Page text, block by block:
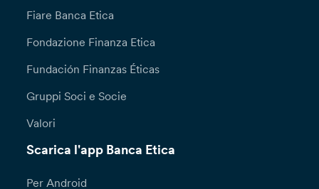
Fiare Banca Etica
Fondazione Finanza Etica
Fundación Finanzas Éticas
Gruppi Soci e Socie
Valori
Scarica l'app Banca Etica
Per Android